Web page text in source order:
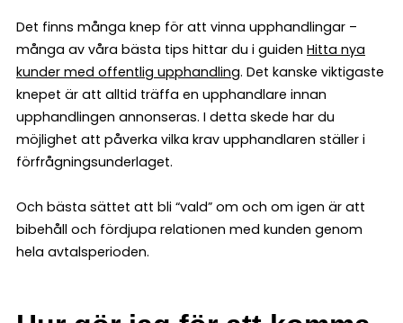
Det finns många knep för att vinna upphandlingar –
många av våra bästa tips hittar du i guiden Hitta nya
kunder med offentlig upphandling. Det kanske viktigaste
knepet är att alltid träffa en upphandlare innan
upphandlingen annonseras. I detta skede har du
möjlighet att påverka vilka krav upphandlaren ställer i
förfrågningsunderlaget.
Och bästa sättet att bli “vald” om och om igen är att
bibehåll och fördjupa relationen med kunden genom
hela avtalsperioden.